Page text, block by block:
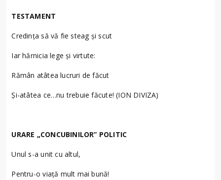
TESTAMENT
Credinţa să vă fie steag şi scut
Iar hărnicia lege şi virtute:
Rămân atâtea lucruri de făcut
Şi-atâtea ce…nu trebuie făcute! (ION DIVIZA)
URARE „CONCUBINILOR” POLITIC
Unul s-a unit cu altul,
Pentru-o viaţă mult mai bună!